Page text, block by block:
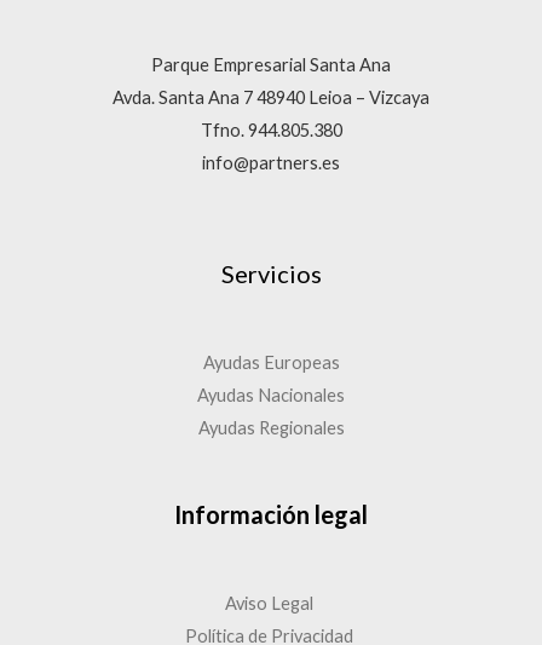
Parque Empresarial Santa Ana
Avda. Santa Ana 7 48940 Leioa – Vizcaya
Tfno. 944.805.380
info@partners.es
Servicios
Ayudas Europeas
Ayudas Nacionales
Ayudas Regionales
Información legal
Aviso Legal
Política de Privacidad